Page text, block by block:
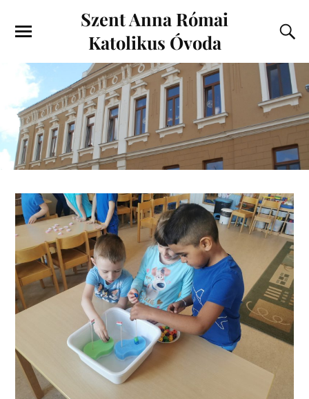
Szent Anna Római
Katolikus Óvoda